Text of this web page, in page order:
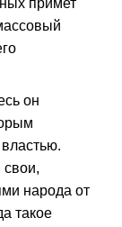
примет
он
народа от
такое